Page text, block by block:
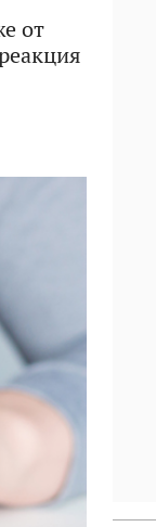
от